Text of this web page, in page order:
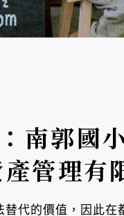
：南郭
管理有
代的價值，因此